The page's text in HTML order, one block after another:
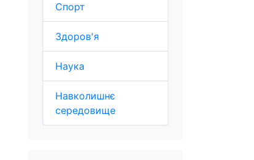
Спорт
Здоров'я
Наука
Навколишнє
середовище